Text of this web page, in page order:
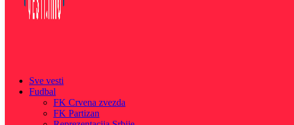
Sve vesti
Fudbal
FK Crvena zvezda
FK Partizan